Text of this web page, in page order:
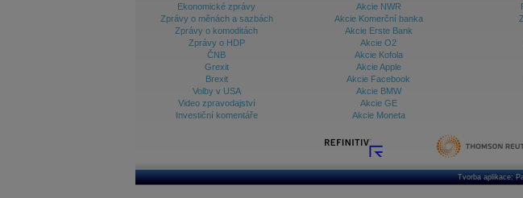
Ekonomické zprávy
Zprávy o měnách a sazbách
Zprávy o komoditách
Zprávy o HDP
ČNB
Grexit
Brexit
Volby v USA
Video zpravodajství
Investiční komentáře
Akcie NWR
Akcie Komerční banka
Akcie Erste Bank
Akcie O2
Akcie Kofola
Akcie Apple
Akcie Facebook
Akcie BMW
Akcie GE
Akcie Moneta
Tvorba aplikace: